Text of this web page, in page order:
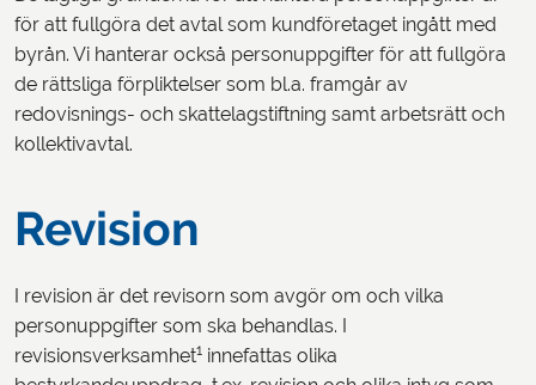
för att fullgöra det avtal som kundföretaget ingått med
byrån. Vi hanterar också personuppgifter för att fullgöra
de rättsliga förpliktelser som bl.a. framgår av
redovisnings- och skattelagstiftning samt arbetsrätt och
kollektivavtal.
Revision
I revision är det revisorn som avgör om och vilka
personuppgifter som ska behandlas. I
revisionsverksamhet1 innefattas olika